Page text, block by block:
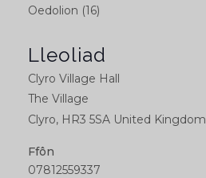
Oedolion (16)
Lleoliad
Clyro Village Hall
The Village
Clyro, HR3 5SA United Kingdom
Ffôn
07812559337